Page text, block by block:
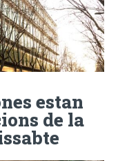
estan
de la